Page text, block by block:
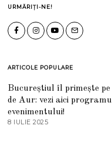
URMĂRIȚI-NE!
ARTICOLE POPULARE
Bucureștiul îl primește
de Aur: vezi aici
evenimentului!
8 IULIE 2025